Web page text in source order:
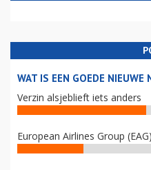
WAT IS EEN GOEDE NIEUWE
Verzin alsjeblieft iets anders
European Airlines Group (EAG)